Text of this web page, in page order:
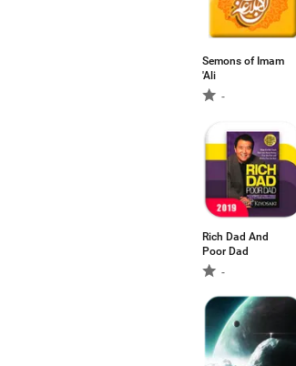
Semons of Imam
'Ali
-
Rich Dad And
Poor Dad
-